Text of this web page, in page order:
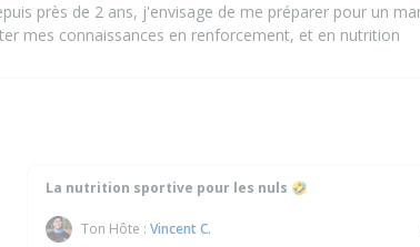
près de 2 ans, j'envisage de me préparer pour un
mes connaissances en renforcement, et en nutrition
La nutrition sportive pour les nuls 🤣
Ton Hôte : Vincent C.